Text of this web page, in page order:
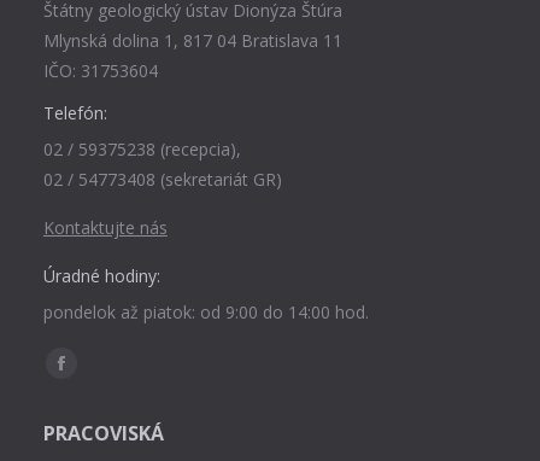
Štátny geologický ústav Dionýza Štúra
Mlynská dolina 1, 817 04 Bratislava 11
IČO: 31753604
Telefón:
02 / 59375238 (recepcia),
02 / 54773408 (sekretariát GR)
Kontaktujte nás
Úradné hodiny:
pondelok až piatok: od 9:00 do 14:00 hod.
Find us on:
Facebook
opens
PRACOVISKÁ